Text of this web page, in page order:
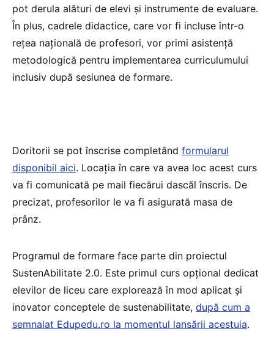
pot derula alături de elevi și instrumente de evaluare.
În plus, cadrele didactice, care vor fi incluse într-o
rețea națională de profesori, vor primi asistență
metodologică pentru implementarea curriculumului
inclusiv după sesiunea de formare.
Doritorii se pot înscrise completând formularul
disponibil aici. Locația în care va avea loc acest curs
va fi comunicată pe mail fiecărui dascăl înscris. De
precizat, profesorilor le va fi asigurată masa de
prânz.
Programul de formare face parte din proiectul
SustenAbilitate 2.0. Este primul curs opțional dedicat
elevilor de liceu care explorează în mod aplicat și
inovator conceptele de sustenabilitate, după cum a
semnalat Edupedu.ro la momentul lansării acestuia.